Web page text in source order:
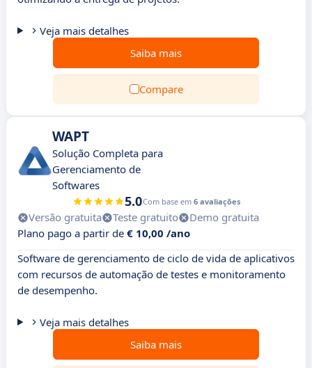
Veja mais detalhes
Saiba mais
Compare
WAPT
Solução Completa para
Gerenciamento de
Softwares
5.0Com base em 6 avaliações
Versão gratuita Teste gratuito
Demo gratuita
Plano pago a partir de € 10,00 /ano
Software de gerenciamento de ciclo de vida de aplicativos
com recursos de automação de testes e monitoramento
de desempenho.
Veja mais detalhes
Saiba mais